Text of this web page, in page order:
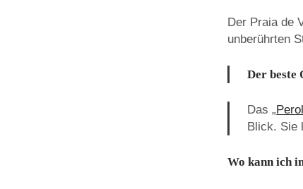
Der Praia de
unberührten
Der beste
Das „
Blick. Sie
Wo kann ich